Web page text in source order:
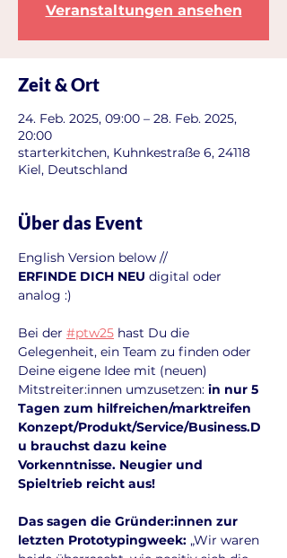
Veranstaltungen ansehen
Zeit & Ort
24. Feb. 2025, 09:00 – 28. Feb. 2025,
20:00
starterkitchen, Kuhnkestraße 6, 24118
Kiel, Deutschland
Über das Event
English Version below //
ERFINDE DICH NEU digital oder
analog :)
Bei der #ptw25 hast Du die
Gelegenheit, ein Team zu finden oder
Deine eigene Idee mit (neuen)
Mitstreiter:innen umzusetzen: in nur 5
Tagen zum hilfreichen/marktreifen
Konzept/Produkt/Service/Business.D
u brauchst dazu keine
Vorkenntnisse. Neugier und
Spieltrieb reicht aus!
Das sagen die Gründer:innen zur
letzten Prototypingweek: „Wir waren